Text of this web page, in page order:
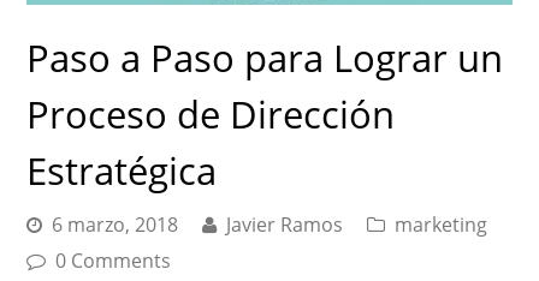
Paso a Paso para Lograr un
Proceso de Dirección
Estratégica
6 marzo, 2018 Javier Ramos
marketing
0 Comments